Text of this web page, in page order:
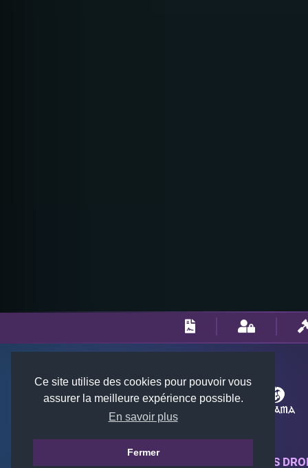
Ce site utilise des cookies pour pouvoir vous
assurer la meilleure expérience possible.
En savoir plus
Fermer
© 2018-2026 KTARENA. TOUS